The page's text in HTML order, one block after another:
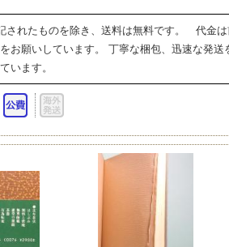
されたものを除き、送料は無料です。 代金は
お願いしています。 丁寧な梱包、迅速な発送
います。